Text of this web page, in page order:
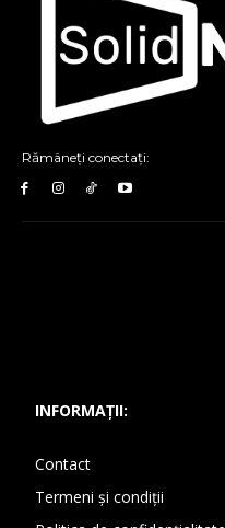
Rămâneți conectați:
INFORMAȚII:
Contact
Termeni și condiții